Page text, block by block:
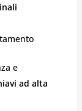
e
ad alta